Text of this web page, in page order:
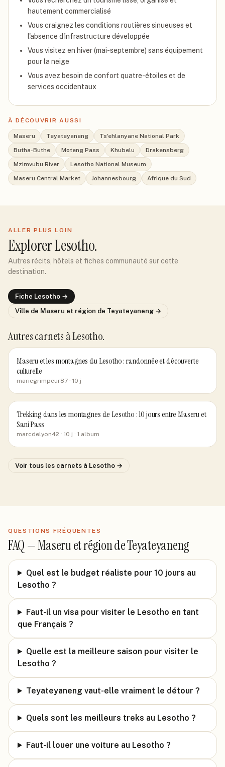
hautement commercialisé
Vous craignez les conditions routières sinueuses et
l'absence d'infrastructure développée
Vous visitez en hiver (mai-septembre) sans équipement
pour la neige
Vous avez besoin de confort quatre-étoiles et de
services occidentaux
À DÉCOUVRIR AUSSI
Maseru Teyateyaneng
Ts'ehlanyane National Park
Butha-Buthe
Moteng Pass Khubelu
Drakensberg
Mzimvubu River
Lesotho National Museum
Maseru Central Market
Johannesbourg Afrique du Sud
ALLER PLUS LOIN
ExplorerLesotho.
Autres récits, hôtels et fiches communauté sur cette
destination.
Fiche Lesotho →
Ville de Maseru et région de Teyateyaneng →
Autres carnets à Lesotho.
Maseru et les montagnes du Lesotho : randonnée et découverte
culturelle
mariegrimpeur87 · 10 j
Trekking dans les montagnes de Lesotho : 10 jours entre Maseru et
Sani Pass
marcdelyon42 · 10 j · 1 album
Voir tous les carnets à Lesotho →
QUESTIONS FRÉQUENTES
FAQ —Maseru et région de Teyateyaneng
Quel est le budget réaliste pour 10 jours au
Lesotho ?
Faut-il un visa pour visiter le Lesotho en tant
que Français ?
Quelle est la meilleure saison pour visiter le
Lesotho ?
Teyateyaneng vaut-elle vraiment le détour ?
Quels sont les meilleurs treks au Lesotho ?
Faut-il louer une voiture au Lesotho ?